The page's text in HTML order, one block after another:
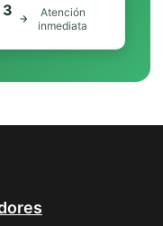
Atención
inmediata